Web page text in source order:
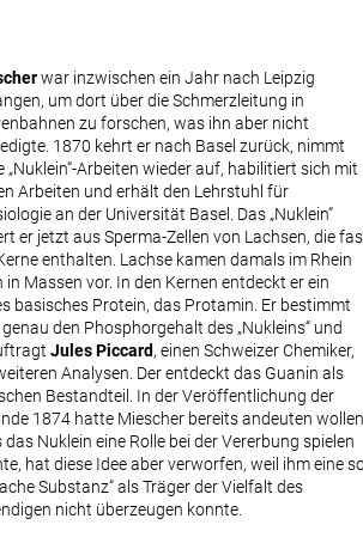
war inzwischen ein Jahr nach Leipzig
um dort über die Schmerzleitung in
zu forschen, was ihn aber nicht
1870 kehrt er nach Basel zurück, nimmt
„Nuklein“-Arbeiten wieder auf, habilitiert sich mit
Arbeiten und erhält den Lehrstuhl für
an der Universität Basel. Das „Nuklein“
er jetzt aus Sperma-Zellen von Lachsen, die
enthalten. Lachse kamen damals im Rhein
in Massen vor. In den Kernen entdeckt er ein
basisches Protein, das Protamin. Er bestimmt
den Phosphorgehalt des „Nukleins“ und
Jules Piccard, einen Schweizer Chemiker,
Analysen. Der entdeckt das Guanin als
Bestandteil. In der Veröffentlichung der
1874 hatte Miescher bereits andeuten
das Nuklein eine Rolle bei der Vererbung spielen
hat diese Idee aber verworfen, weil ihm eine
Substanz“ als Träger der Vielfalt des
nicht überzeugen konnte.